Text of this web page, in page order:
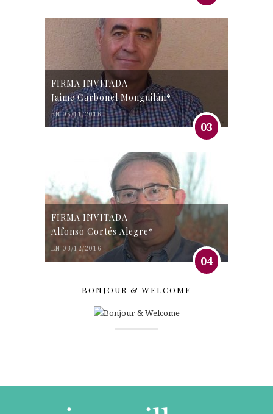
FIRMA INVITADA
Jaime Carbonel Monguilán*
EN 05/11/2016
03
FIRMA INVITADA
Alfonso Cortés Alegre*
EN 03/12/2016
04
BONJOUR & WELCOME